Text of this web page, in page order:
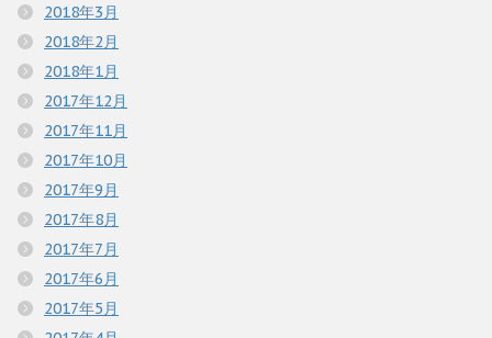
2018年3月
2018年2月
2018年1月
2017年12月
2017年11月
2017年10月
2017年9月
2017年8月
2017年7月
2017年6月
2017年5月